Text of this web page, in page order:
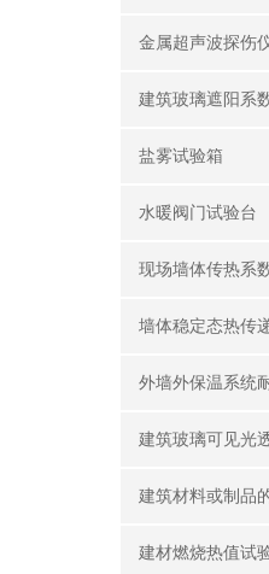
金属超声波探伤
建筑玻璃遮阳系
盐雾试验箱
水暖阀门试验台
现场墙体传热系
墙体稳定态热传
外墙外保温系统
建筑材料或制品
建材燃烧热值试